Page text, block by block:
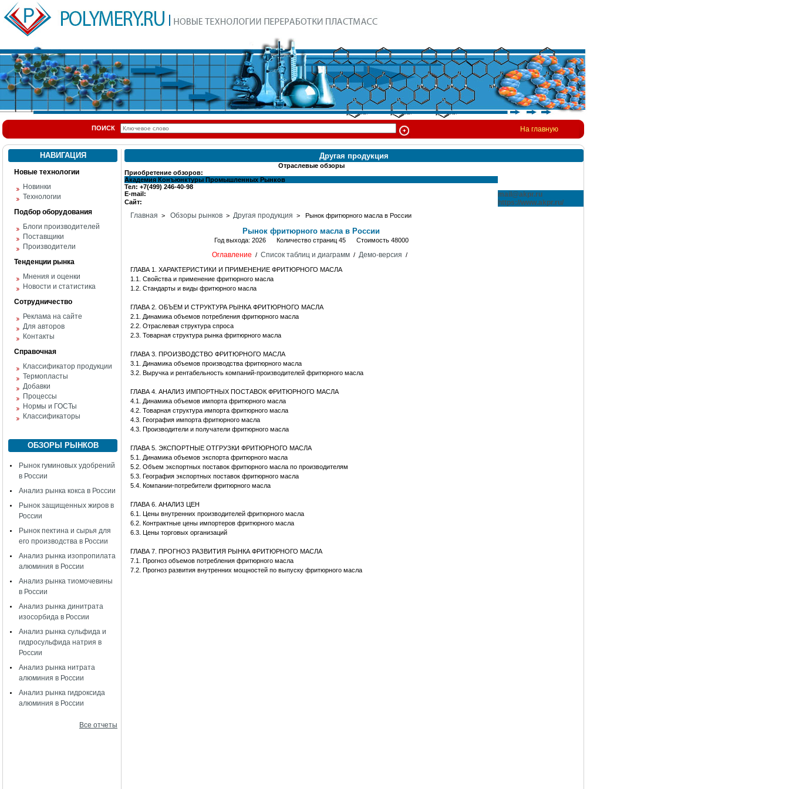
ПОИСК На главную
НАВИГАЦИЯ
Новые технологии
Новинки
Технологии
Подбор оборудования
Блоги производителей
Поставщики
Производители
Тенденции рынка
Мнения и оценки
Новости и статистика
Сотрудничество
Реклама на сайте
Для авторов
Контакты
Справочная
Классификатор продукции
Термопласты
Добавки
Процессы
Нормы и ГОСТы
Классификаторы
ОБЗОРЫ РЫНКОВ
Рынок гуминовых удобрений
в России
Анализ рынка кокса в России
Рынок защищенных жиров в
России
Рынок пектина и сырья для
его производства в России
Анализ рынка изопропилата
алюминия в России
Анализ рынка тиомочевины
в России
Анализ рынка динитрата
изосорбида в России
Анализ рынка сульфида и
гидросульфида натрия в
России
Анализ рынка нитрата
алюминия в России
Анализ рынка гидроксида
алюминия в России
Все отчеты
Другая продукция
Отраслевые обзоры
Приобретение обзоров:
Академия Конъюнктуры Промышленных Рынков
Тел: +7(499) 246-40-98
E-mail:
mail@akpr.ru
Сайт:
https://www.akpr.ru/
Главная > Обзоры рынков > Другая продукция > Рынок фритюрного масла в России
Рынок фритюрного масла в России
Год выхода: 2026 Количество страниц 45 Стоимость 48000
Оглавление / Список таблиц и диаграмм/ Демо-версия /
ГЛАВА 1. ХАРАКТЕРИСТИКИ И ПРИМЕНЕНИЕ ФРИТЮРНОГО МАСЛА
1.1. Свойства и применение фритюрного масла
1.2. Стандарты и виды фритюрного масла
ГЛАВА 2. ОБЪЕМ И СТРУКТУРА РЫНКА ФРИТЮРНОГО МАСЛА
2.1. Динамика объемов потребления фритюрного масла
2.2. Отраслевая структура спроса
2.3. Товарная структура рынка фритюрного масла
ГЛАВА 3. ПРОИЗВОДСТВО ФРИТЮРНОГО МАСЛА
3.1. Динамика объемов производства фритюрного масла
3.2. Выручка и рентабельность компаний-производителей фритюрного масла
ГЛАВА 4. АНАЛИЗ ИМПОРТНЫХ ПОСТАВОК ФРИТЮРНОГО МАСЛА
4.1. Динамика объемов импорта фритюрного масла
4.2. Товарная структура импорта фритюрного масла
4.3. География импорта фритюрного масла
4.3. Производители и получатели фритюрного масла
ГЛАВА 5. ЭКСПОРТНЫЕ ОТГРУЗКИ ФРИТЮРНОГО МАСЛА
5.1. Динамика объемов экспорта фритюрного масла
5.2. Объем экспортных поставок фритюрного масла по производителям
5.3. География экспортных поставок фритюрного масла
5.4. Компании-потребители фритюрного масла
ГЛАВА 6. АНАЛИЗ ЦЕН
6.1. Цены внутренних производителей фритюрного масла
6.2. Контрактные цены импортеров фритюрного масла
6.3. Цены торговых организаций
ГЛАВА 7. ПРОГНОЗ РАЗВИТИЯ РЫНКА ФРИТЮРНОГО МАСЛА
7.1. Прогноз объемов потребления фритюрного масла
7.2. Прогноз развития внутренних мощностей по выпуску фритюрного масла